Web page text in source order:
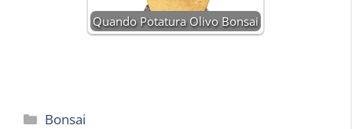
Quando Potatura Olivo Bonsai
Categorie
Bonsai